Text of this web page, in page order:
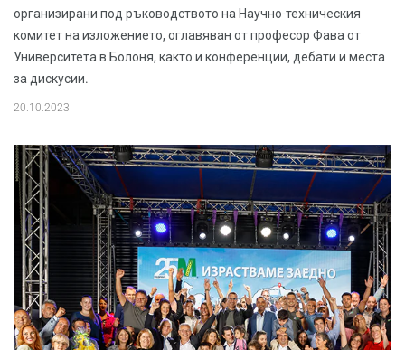
организирани под ръководството на Научно-техническия
комитет на изложението, оглавяван от професор Фава от
Университета в Болоня, както и конференции, дебати и места
за дискусии.
20.10.2023